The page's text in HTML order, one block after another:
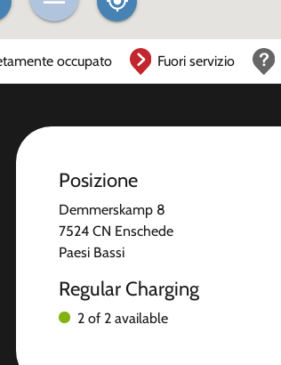
occupato Fuori servizio
Posizione
Demmerskamp 8
7524 CN Enschede
Paesi Bassi
Regular Charging
2 of 2 available